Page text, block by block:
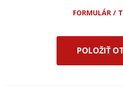
FORMULÁR /
POLOŽIŤ